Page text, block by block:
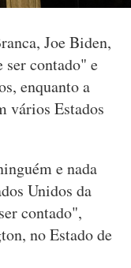
Joe Biden,
ser contado" e
enquanto a
vários Estados
e nada
Unidos da
contado",
no Estado de